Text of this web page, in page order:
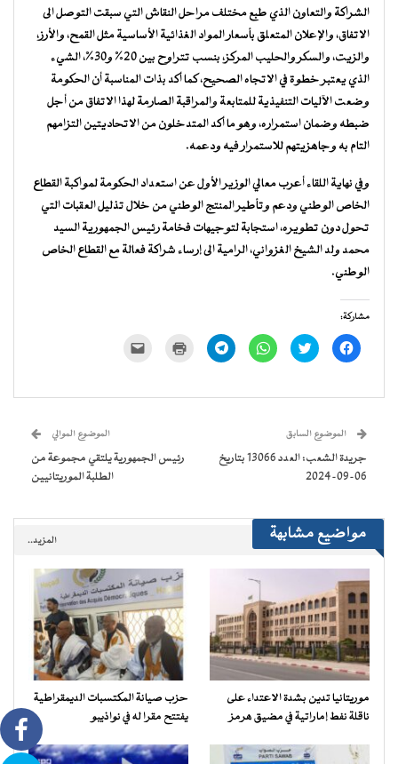
الشراكة والتعاون الذي طبع مختلف مراحل النقاش التي سبقت التوصل الى
الاتفاق، والإعلان المتعلق بأسعار المواد الغذائية الأساسية مثل القمح، والأرز،
والزيت، والسكر والحليب المركز، بنسب تتراوح بين 20٪؜ و30٪، الشيء
الذي يعتبر خطوة في الاتجاه الصحيح، كما أكد بذات المناسبة أن الحكومة
وضعت الآليات التنفيذية للمتابعة والمراقبة الصارمة لهذا الاتفاق من أجل
ضبطه وضمان استمراره، وهو ما أكد المتدخلون من الاتحاديتين التزامهم
التام به وجاهزيتهم للاستمرار فيه ودعمه.
وفي نهاية اللقاء أعرب معالي الوزير الأول عن استعداد الحكومة لمواكبة القطاع
الخاص الوطني ودعم وتأطير المنتج الوطني من خلال تذليل العقبات التي
تحول دون تطويره، استجابة لتوجيهات فخامة رئيس الجمهورية السيد
محمد ولد الشيخ الغزواني، الرامية الى إرساء شراكة فعالة مع القطاع الخاص
الوطني.
مشاركة:
انقر
للمشاركة
في
اضغط
للمشاركة
في
انقر
للمشاركة
في
انقر
للمشاركة
في
للطباعة
جديدة) الإلكتروني
نافذة
جديدة)
الموضوع السابق
جريدة الشعب: العدد 13066 بتاريخ
06-09-2024
الموضوع الموالي
رئيس الجمهورية يلتقي مجموعة من
الطلبة الموريتانيين
مواضيع مشابهة المزيد..
موريتانيا تدين بشدة الاعتداء على
ناقلة نفط إماراتية في مضيق هرمز
حزب صيانة المكتسبات الديمقراطية
يفتتح مقرا له في نواذيبو